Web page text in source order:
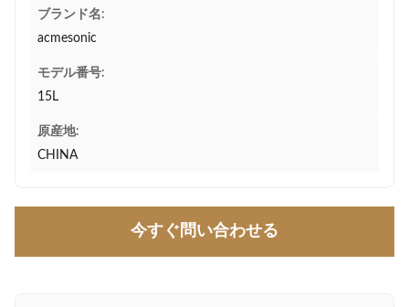
ブランド名:
acmesonic
モデル番号:
15L
原産地:
CHINA
今すぐ問い合わせる